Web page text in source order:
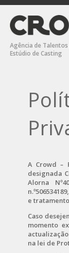
Agência de Talentos
Estúdio de Casting
A Crowd –
designada
Alorna
e
Caso
momento
na lei de